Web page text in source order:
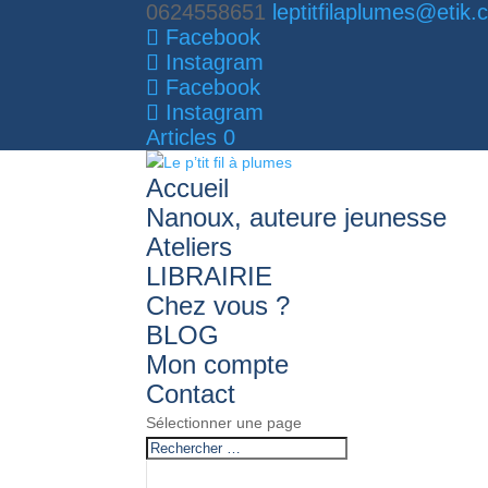
0624558651
Facebook
Instagram
Facebook
Instagram
Articles 0
Accueil
Nanoux, auteure jeunesse
Ateliers
LIBRAIRIE
Chez vous ?
BLOG
Mon compte
Contact
Sélectionner une page